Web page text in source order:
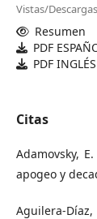
Vistas/Descargas
Resumen
PDF
PDF INGLÉS
Citas
Adamovsky,
apogeo y
Aguilera-